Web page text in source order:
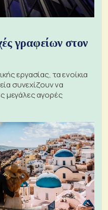
γραφείων στον
εργασίας, τα ενοίκια
συνεχίζουν να
μεγάλες αγορές